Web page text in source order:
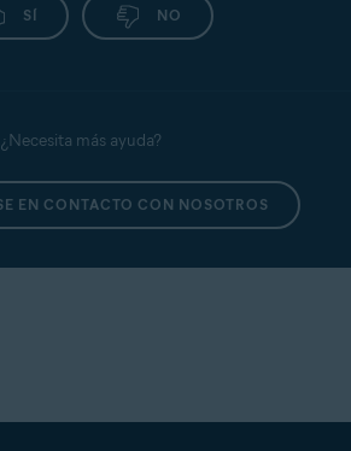
SÍ NO
¿Necesita más ayuda?
EN CONTACTO CON NOSOTROS